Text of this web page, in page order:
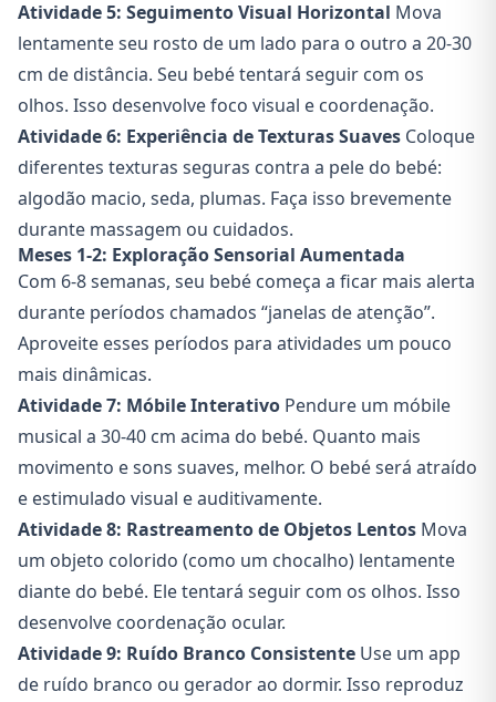
Atividade 5: Seguimento Visual Horizontal Mova
lentamente seu rosto de um lado para o outro a 20-30
cm de distância. Seu bebé tentará seguir com os
olhos. Isso desenvolve foco visual e coordenação.
Atividade 6: Experiência de Texturas Suaves Coloque
diferentes texturas seguras contra a pele do bebé:
algodão macio, seda, plumas. Faça isso brevemente
durante massagem ou cuidados.
Meses 1-2: Exploração Sensorial Aumentada
Com 6-8 semanas, seu bebé começa a ficar mais alerta
durante períodos chamados “janelas de atenção”.
Aproveite esses períodos para atividades um pouco
mais dinâmicas.
Atividade 7: Móbile Interativo Pendure um móbile
musical a 30-40 cm acima do bebé. Quanto mais
movimento e sons suaves, melhor. O bebé será atraído
e estimulado visual e auditivamente.
Atividade 8: Rastreamento de Objetos Lentos Mova
um objeto colorido (como um chocalho) lentamente
diante do bebé. Ele tentará seguir com os olhos. Isso
desenvolve coordenação ocular.
Atividade 9: Ruído Branco Consistente Use um app
de ruído branco ou gerador ao dormir. Isso reproduz